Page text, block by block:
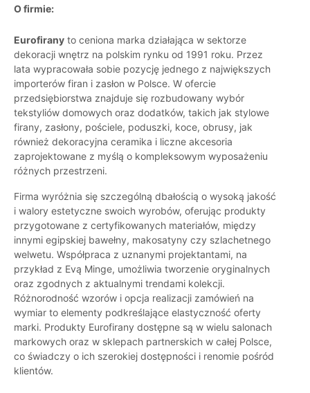
O firmie:
Eurofirany to ceniona marka działająca w sektorze
dekoracji wnętrz na polskim rynku od 1991 roku. Przez
lata wypracowała sobie pozycję jednego z największych
importerów firan i zasłon w Polsce. W ofercie
przedsiębiorstwa znajduje się rozbudowany wybór
tekstyliów domowych oraz dodatków, takich jak stylowe
firany, zasłony, pościele, poduszki, koce, obrusy, jak
również dekoracyjna ceramika i liczne akcesoria
zaprojektowane z myślą o kompleksowym wyposażeniu
różnych przestrzeni.
Firma wyróżnia się szczególną dbałością o wysoką jakość
i walory estetyczne swoich wyrobów, oferując produkty
przygotowane z certyfikowanych materiałów, między
innymi egipskiej bawełny, makosatyny czy szlachetnego
welwetu. Współpraca z uznanymi projektantami, na
przykład z Evą Minge, umożliwia tworzenie oryginalnych
oraz zgodnych z aktualnymi trendami kolekcji.
Różnorodność wzorów i opcja realizacji zamówień na
wymiar to elementy podkreślające elastyczność oferty
marki. Produkty Eurofirany dostępne są w wielu salonach
markowych oraz w sklepach partnerskich w całej Polsce,
co świadczy o ich szerokiej dostępności i renomie pośród
klientów.